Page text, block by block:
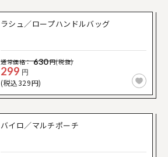
ラシュ／ロープハンドルバッグ
通常価格： 630円(税抜)
299 円
(税込329円)
バイロ／マルチポーチ